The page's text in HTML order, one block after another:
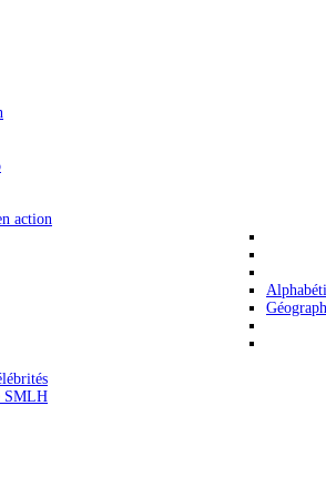
action
SMLH